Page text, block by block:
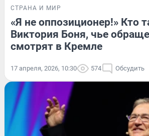
СТРАНА И МИР
«Я не оппозиционер!» Кто
Виктория Боня, чье
смотрят в Кремле
17 апреля, 2026, 10:30 574 Обсудить